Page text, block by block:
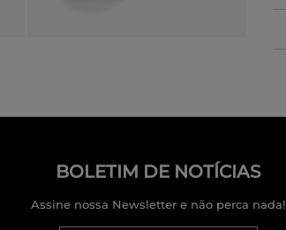
BOLETIM DE NOTÍCIAS
Assine nossa Newsletter e não perca nada!